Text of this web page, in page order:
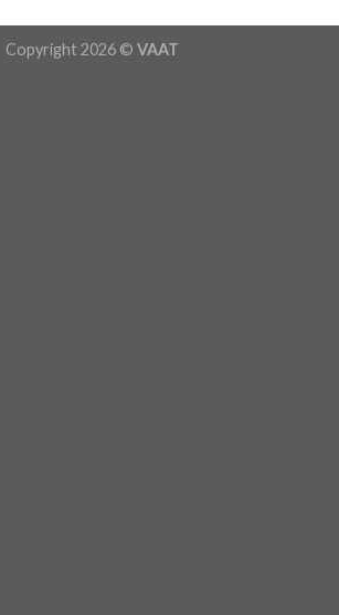
Copyright 2026 © VAAT